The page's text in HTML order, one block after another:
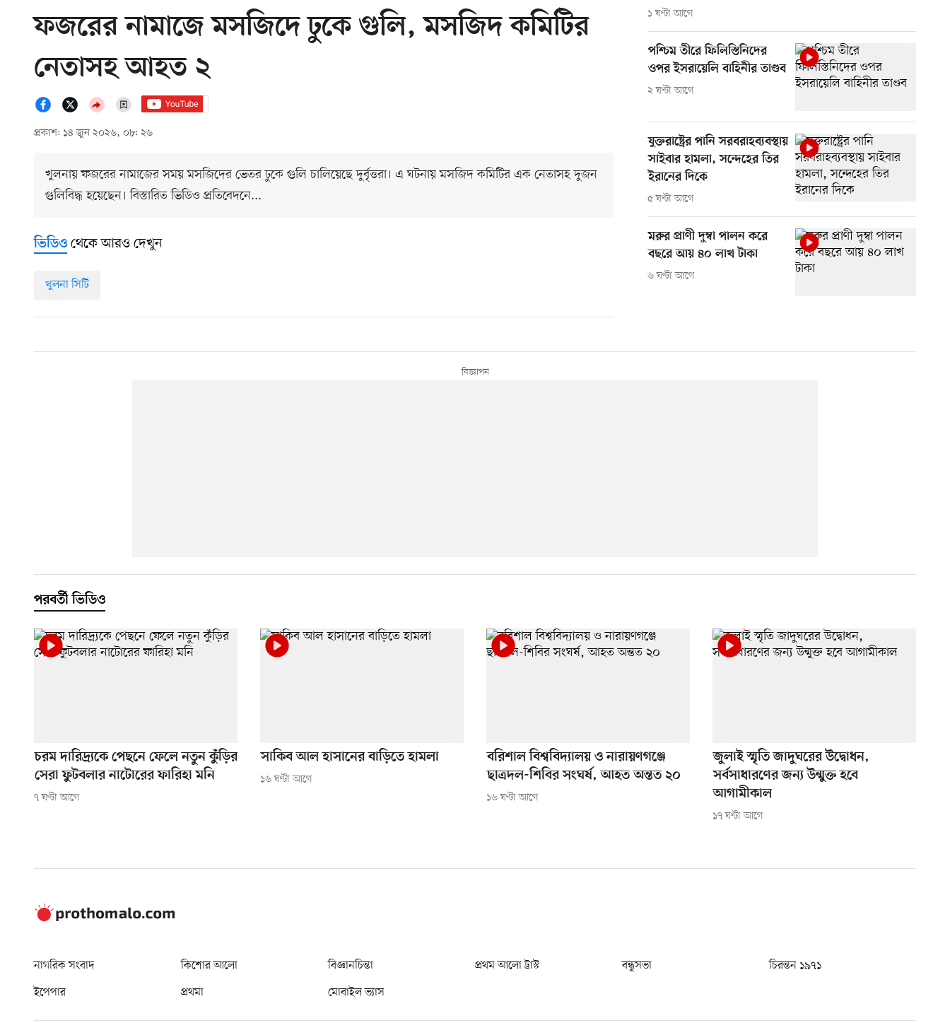
ফজরের নামাজে মসজিদে ঢুকে গুলি, মসজিদ কমিটির
নেতাসহ আহত ২
প্রকাশ: ১৪ জুন ২০২৬, ০৮: ২৬
খুলনায় ফজরের নামাজের সময় মসজিদের ভেতর ঢুকে গুলি চালিয়েছে দুর্বৃত্তরা। এ ঘটনায় মসজিদ কমিটির এক নেতাসহ দুজন
গুলিবিদ্ধ হয়েছেন। বিস্তারিত ভিডিও প্রতিবেদনে...
১ ঘণ্টা আগে
পশ্চিম তীরে ফিলিস্তিনিদের
ওপর ইসরায়েলি বাহিনীর তাণ্ডব
২ ঘণ্টা আগে
যুক্তরাষ্ট্রের পানি সরবরাহব্যবস্থায়
সাইবার হামলা, সন্দেহের তির
ইরানের দিকে
৫ ঘণ্টা আগে
মরুর প্রাণী দুম্বা পালন করে
বছরে আয় ৪০ লাখ টাকা
৬ ঘণ্টা আগে
ভিডিও থেকে আরও দেখুন
খুলনা সিটি
পরবর্তী ভিডিও
চরম দারিদ্র্যকে পেছনে ফেলে নতুন কুঁড়ির
সেরা ফুটবলার নাটোরের ফারিহা মনি
৭ ঘণ্টা আগে
সাকিব আল হাসানের বাড়িতে হামলা
১৬ ঘণ্টা আগে
বরিশাল বিশ্ববিদ্যালয় ও নারায়ণগঞ্জে
ছাত্রদল-শিবির সংঘর্ষ, আহত অন্তত ২০
১৬ ঘণ্টা আগে
জুলাই স্মৃতি জাদুঘরের উদ্বোধন,
সর্বসাধারণের জন্য উন্মুক্ত হবে
আগামীকাল
১৭ ঘণ্টা আগে
নাগরিক সংবাদ কিশোর আলো বিজ্ঞানচিন্তা প্রথম আলো ট্রাস্ট বন্ধুসভা
চিরন্তন ১৯৭১
ইপেপার
প্রথমা মোবাইল ভ্যাস